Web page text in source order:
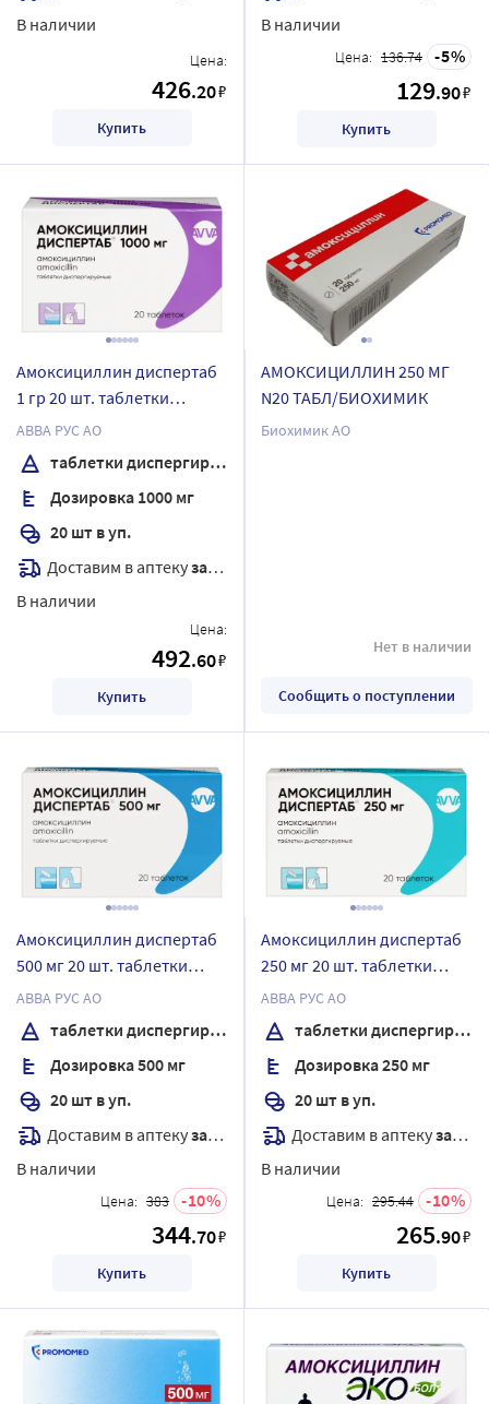
В наличии
Цена:
426.20₽
Купить
В наличии
Цена: 136.74 5
129.90₽
Купить
Амоксициллин диспертаб
1 гр 20 шт. таблетки
диспергируемые
АВВА РУС АО
таблетки диспергируемые
Дозировка 1000 мг
20 шт в уп.
Доставим в аптекузавтра
В наличии
Цена:
492.60₽
Купить
АМОКСИЦИЛЛИН 250 МГ
N20 ТАБЛ/БИОХИМИК
Биохимик АО
Нет в наличии
Сообщить о поступлении
Амоксициллин диспертаб
500 мг 20 шт. таблетки
диспергируемые
АВВА РУС АО
таблетки диспергируемые
Дозировка 500 мг
20 шт в уп.
Доставим в аптекузавтра
В наличии
Цена: 383 10
344.70₽
Купить
Амоксициллин диспертаб
250 мг 20 шт. таблетки
диспергируемые
АВВА РУС АО
таблетки диспергируемые
Дозировка 250 мг
20 шт в уп.
Доставим в аптекузавтра
В наличии
Цена: 295.44 10
265.90₽
Купить